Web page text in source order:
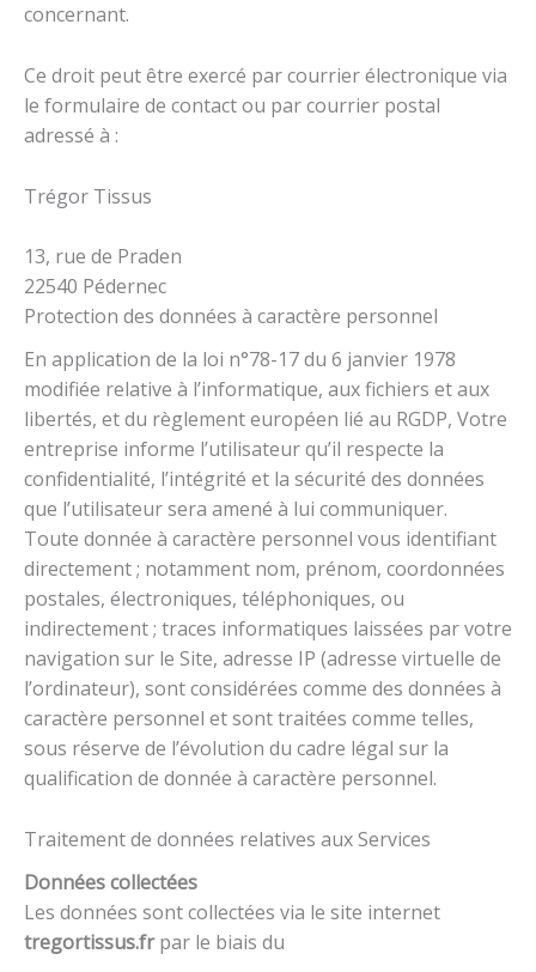
concernant.
Ce droit peut être exercé par courrier électronique via
le formulaire de contact ou par courrier postal
adressé à :
Trégor Tissus
13, rue de Praden
22540 Pédernec
Protection des données à caractère personnel
En application de la loi n°78-17 du 6 janvier 1978
modifiée relative à l’informatique, aux fichiers et aux
libertés, et du règlement européen lié au RGDP, Votre
entreprise informe l’utilisateur qu’il respecte la
confidentialité, l’intégrité et la sécurité des données
que l’utilisateur sera amené à lui communiquer.
Toute donnée à caractère personnel vous identifiant
directement ; notamment nom, prénom, coordonnées
postales, électroniques, téléphoniques, ou
indirectement ; traces informatiques laissées par votre
navigation sur le Site, adresse IP (adresse virtuelle de
l’ordinateur), sont considérées comme des données à
caractère personnel et sont traitées comme telles,
sous réserve de l’évolution du cadre légal sur la
qualification de donnée à caractère personnel.
Traitement de données relatives aux Services
Données collectées
Les données sont collectées via le site internet
tregortissus.frpar le biais du